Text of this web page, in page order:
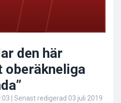
den här
oberäkneliga
| Senast redigerad 03 juli 2019